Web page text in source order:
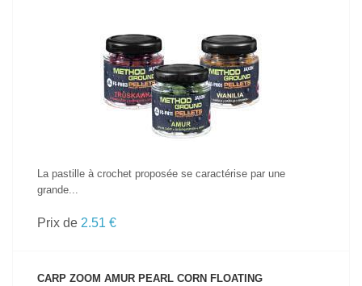
VOIR LE PRODUIT
La pastille à crochet proposée se caractérise par une
grande...
Prix de 2.51 €
CARP ZOOM AMUR PEARL CORN FLOATING